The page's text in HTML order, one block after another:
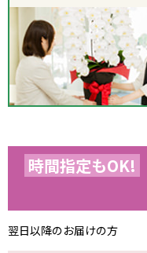
時間指定もOK!
翌日以降のお届けの方